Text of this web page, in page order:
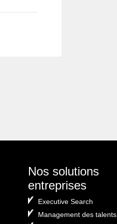
Nos solutions
entreprises
Executive Search
Management des talents